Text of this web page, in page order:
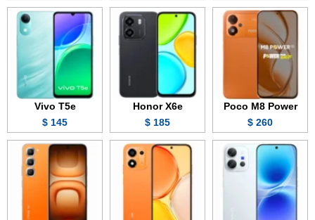
Poco M8 Power
260 $
Honor X6e
185 $
Vivo T5e
145 $